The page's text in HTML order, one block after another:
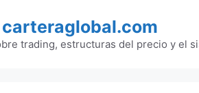
trading, estructuras del precio y el